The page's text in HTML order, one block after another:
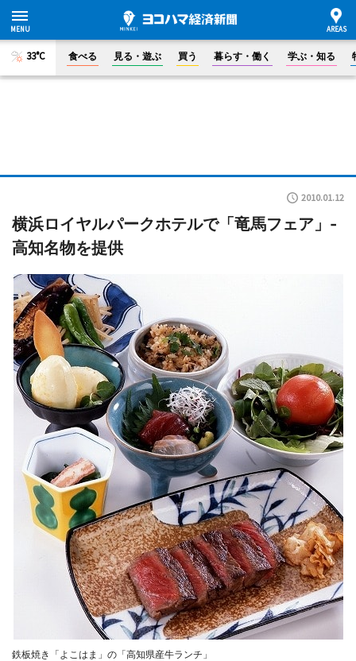
33°C 食べる 見る・遊ぶ 買う 暮らす・働く 学ぶ・知る
2010.01.12
横浜ロイヤルパークホテルで「竜馬フェア」-
高知名物を提供
鉄板焼き「よこはま」の「高知県産牛ランチ」